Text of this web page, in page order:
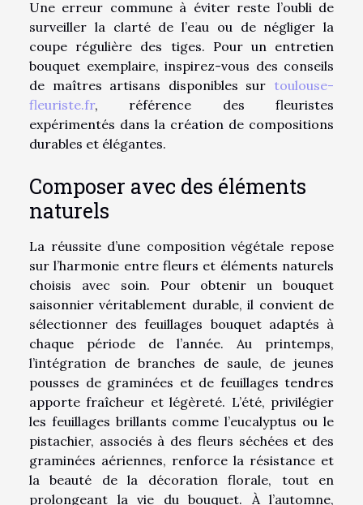
Une erreur commune à éviter reste l’oubli de
surveiller la clarté de l’eau ou de négliger la
coupe régulière des tiges. Pour un entretien
bouquet exemplaire, inspirez-vous des conseils
de maîtres artisans disponibles sur toulouse-
fleuriste.fr, référence des fleuristes
expérimentés dans la création de compositions
durables et élégantes.
Composer avec des éléments
naturels
La réussite d’une composition végétale repose
sur l’harmonie entre fleurs et éléments naturels
choisis avec soin. Pour obtenir un bouquet
saisonnier véritablement durable, il convient de
sélectionner des feuillages bouquet adaptés à
chaque période de l’année. Au printemps,
l’intégration de branches de saule, de jeunes
pousses de graminées et de feuillages tendres
apporte fraîcheur et légèreté. L’été, privilégier
les feuillages brillants comme l’eucalyptus ou le
pistachier, associés à des fleurs séchées et des
graminées aériennes, renforce la résistance et
la beauté de la décoration florale, tout en
prolongeant la vie du bouquet. À l’automne,